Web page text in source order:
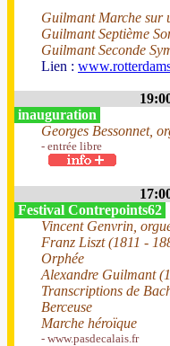
Guilmant Marche sur
Guilmant Septième
Guilmant Seconde
Lien :
inauguration
Georges Bessonnet,
- entrée libre
Festival Contrepoints62
Vincent Genvrin,
Franz Liszt (1811 -
Orphée
Alexandre Guilmant
Transcriptions de
Berceuse
Marche héroïque
- www.pasdecalais.fr